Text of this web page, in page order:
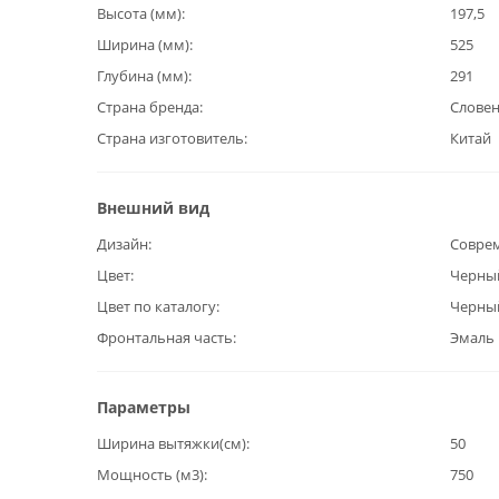
Высота (мм)
197,5
Ширина (мм)
525
Глубина (мм)
291
Страна бренда
Страна изготовитель
Китай
Внешний вид
Дизайн
Цвет
Цвет по каталогу
Фронтальная часть
Эмаль
Параметры
Ширина вытяжки(см)
50
Мощность (м3)
750